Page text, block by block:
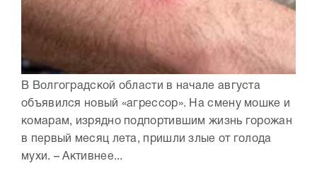
В Волгоградской области в начале августа
объявился новый «агрессор». На смену мошке и
комарам, изрядно подпортившим жизнь горожан
в первый месяц лета, пришли злые от голода
мухи. – Активнее...